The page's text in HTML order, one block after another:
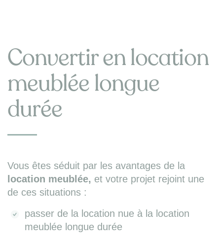
Convertir en location
meublée longue
durée
Vous êtes séduit par les avantages de la
location meublée, et votre projet rejoint une
de ces situations :
passer de la location nue à la location
meublée longue durée